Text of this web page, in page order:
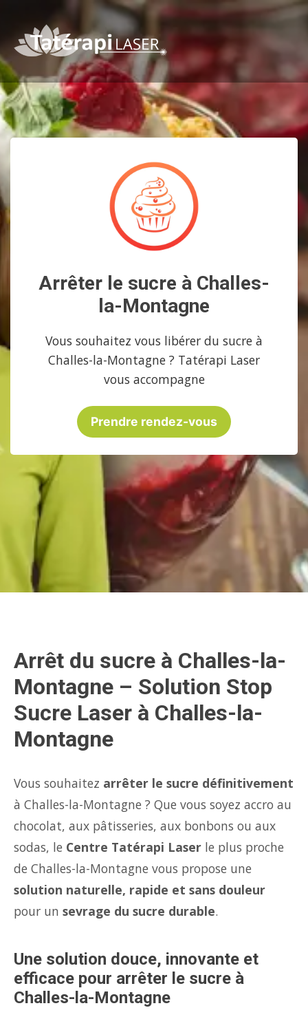
Arrêter le sucre à Challes-
la-Montagne
Vous souhaitez vous libérer du sucre à
Challes-la-Montagne ? Tatérapi Laser
vous accompagne
Prendre rendez-vous
Arrêt du sucre à Challes-la-
Montagne – Solution Stop
Sucre Laser à Challes-la-
Montagne
Vous souhaitez arrêter le sucre définitivement
à Challes-la-Montagne ? Que vous soyez accro au
chocolat, aux pâtisseries, aux bonbons ou aux
sodas, le Centre Tatérapi Laser le plus proche
de Challes-la-Montagne vous propose une
solution naturelle, rapide et sans douleur
pour un sevrage du sucre durable.
Une solution douce, innovante et
efficace pour arrêter le sucre à
Challes-la-Montagne